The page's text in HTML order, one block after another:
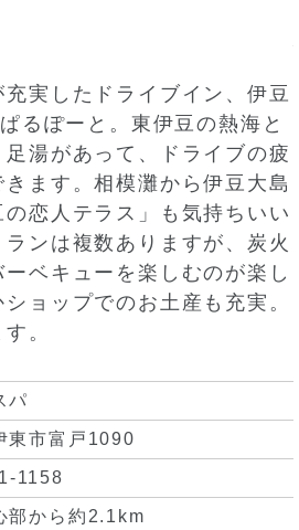
実したドライブイン、伊豆
るぽーと。東伊豆の熱海と
湯があって、ドライブの疲
ます。相模灘から伊豆大島
恋人テラス」も気持ちいい
ンは複数ありますが、炭火
ベキューを楽しむのが楽し
ョップでのお土産も充実。
。
パ
東市富戸1090
1158
部から約2.1km